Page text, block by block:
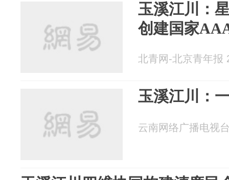
玉溪江川：
创建国家
北青网-北京青年报
玉溪江川：
云南网络广播电视